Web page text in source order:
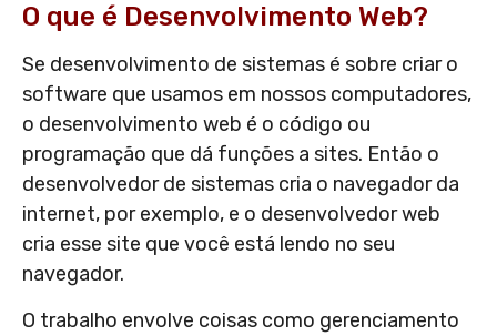
O que é Desenvolvimento Web?
Se desenvolvimento de sistemas é sobre criar o
software que usamos em nossos computadores,
o desenvolvimento web é o código ou
programação que dá funções a sites. Então o
desenvolvedor de sistemas cria o navegador da
internet, por exemplo, e o desenvolvedor web
cria esse site que você está lendo no seu
navegador.
O trabalho envolve coisas como gerenciamento